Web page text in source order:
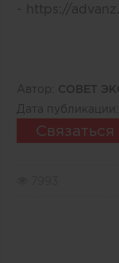
-
https://
Автор: СОВЕТ
Дата публикации:
Связаться